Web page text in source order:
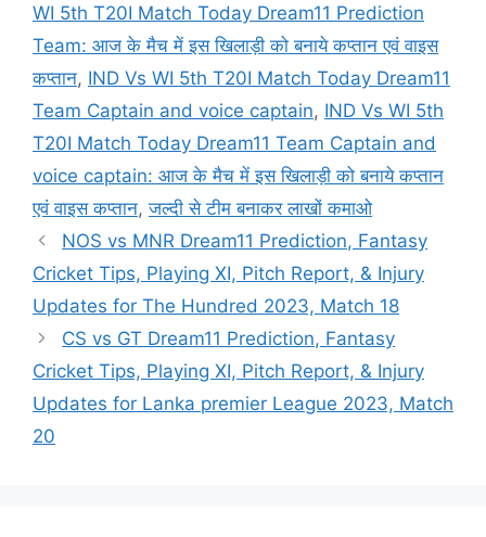
WI 5th T20I Match Today Dream11 Prediction
Team: आज के मैच में इस खिलाड़ी को बनाये कप्तान एवं वाइस
कप्तान, IND Vs WI 5th T20I Match Today Dream11
Team Captain and voice captain, IND Vs WI 5th
T20I Match Today Dream11 Team Captain and
voice captain: आज के मैच में इस खिलाड़ी को बनाये कप्तान
एवं वाइस कप्तान,जल्दी से टीम बनाकर लाखों कमाओ
NOS vs MNR Dream11 Prediction, Fantasy
Cricket Tips, Playing XI, Pitch Report, & Injury
Updates for The Hundred 2023, Match 18
CS vs GT Dream11 Prediction, Fantasy
Cricket Tips, Playing XI, Pitch Report, & Injury
Updates for Lanka premier League 2023, Match
20